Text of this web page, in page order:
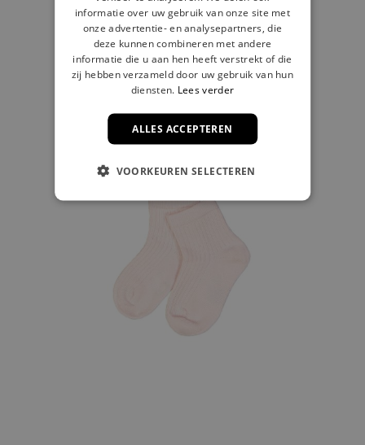
€ 6,99
informatie over uw gebruik van onze site met
onze advertentie- en analysepartners, die
deze kunnen combineren met andere
informatie die u aan hen heeft verstrekt of die
zij hebben verzameld door uw gebruik van hun
diensten. Lees verder
ALLES ACCEPTEREN
VOORKEUREN SELECTEREN